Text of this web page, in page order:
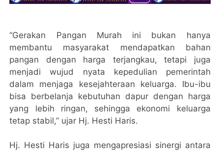
“Gerakan Pangan Murah ini bukan hanya
membantu masyarakat mendapatkan bahan
pangan dengan harga terjangkau, tetapi juga
menjadi wujud nyata kepedulian pemerintah
dalam menjaga kesejahteraan keluarga. Ibu-ibu
bisa berbelanja kebutuhan dapur dengan harga
yang lebih ringan, sehingga ekonomi keluarga
tetap stabil,” ujar Hj. Hesti Haris.
Hj. Hesti Haris juga mengapresiasi sinergi antara